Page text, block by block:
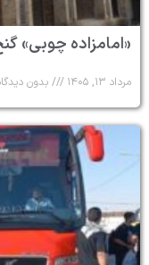
«امامزاده چوبی»
مرداد ۱۳, ۱۴۰۵ بدون